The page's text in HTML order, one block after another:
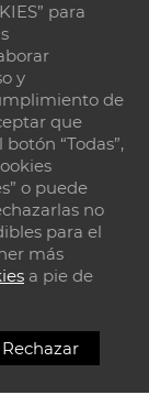
para
y
de
que
“Todas”,
o puede
no
para el
más
a pie de
Rechazar